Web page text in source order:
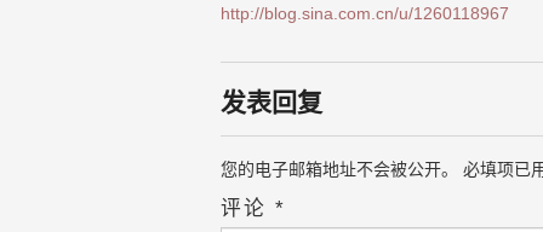
http://blog.sina.com.cn/u/1260118967
发表回复
您的电子邮箱地址不会被公开。 必填项已
评论 *